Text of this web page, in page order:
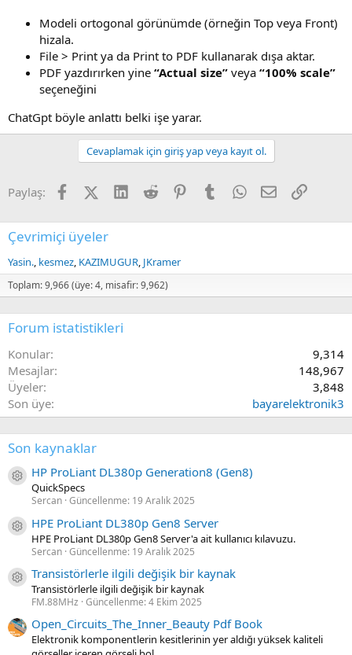
Modeli ortogonal görünümde (örneğin Top veya Front)
hizala.
File > Print ya da Print to PDF kullanarak dışa aktar.
PDF yazdırırken yine “Actual size” veya “100% scale”
seçeneğini
ChatGpt böyle anlattı belki işe yarar.
Cevaplamak için giriş yap veya kayıt ol.
Paylaş: FacebookX (Twitter)
LinkedIn
Reddit PinterestTumblrWhatsApp
E-postaLink
Çevrimiçi üyeler
Yasin. kesmez KAZIMUGUR JKramer
Toplam: 9,966 (üye: 4, misafir: 9,962)
Forum istatistikleri
Konular
9,314
Mesajlar
148,967
Üyeler
3,848
Son üye
bayarelektronik3
Son kaynaklar
Kaynak ikon/amblem
HP ProLiant DL380p Generation8 (Gen8)
QuickSpecs
Sercan Güncellenme: 19 Aralık 2025
Kaynak ikon/amblem
HPE ProLiant DL380p Gen8 Server
HPE ProLiant DL380p Gen8 Server'a ait kullanıcı kılavuzu.
Sercan Güncellenme: 19 Aralık 2025
Kaynak ikon/amblem
Transistörlerle ilgili değişik bir kaynak
Transistörlerle ilgili değişik bir kaynak
FM.88MHz Güncellenme:4 Ekim 2025
Open_Circuits_The_Inner_Beauty Pdf Book
Elektronik komponentlerin kesitlerinin yer aldığı yüksek kaliteli